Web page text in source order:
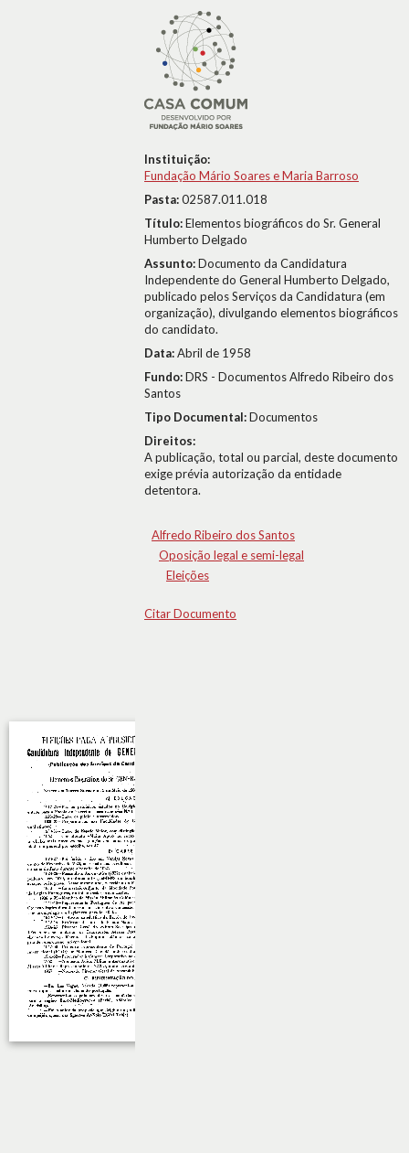
Instituição:
Fundação Mário Soares e Maria Barroso
Pasta:02587.011.018
Título:Elementos biográficos do Sr. General
Humberto Delgado
Assunto:Documento da Candidatura
Independente do General Humberto Delgado,
publicado pelos Serviços da Candidatura (em
organização), divulgando elementos biográficos
do candidato.
Data:Abril de 1958
Fundo:DRS - Documentos Alfredo Ribeiro dos
Santos
Tipo Documental:Documentos
Direitos:
A publicação, total ou parcial, deste documento
exige prévia autorização da entidade
detentora.
Alfredo Ribeiro dos Santos
Oposição legal e semi-legal
Eleições
Citar Documento